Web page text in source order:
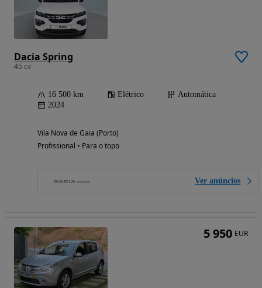
Dacia Spring
45 cv
16 500 km Elétrico
Automática
2024
Vila Nova de Gaia (Porto)
Profissional • Para o topo
Ver anúncios
5 950 EUR